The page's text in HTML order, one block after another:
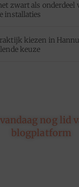
zwart als onderdeel
installaties
kiezen in
keuze
nog lid
blogplatform